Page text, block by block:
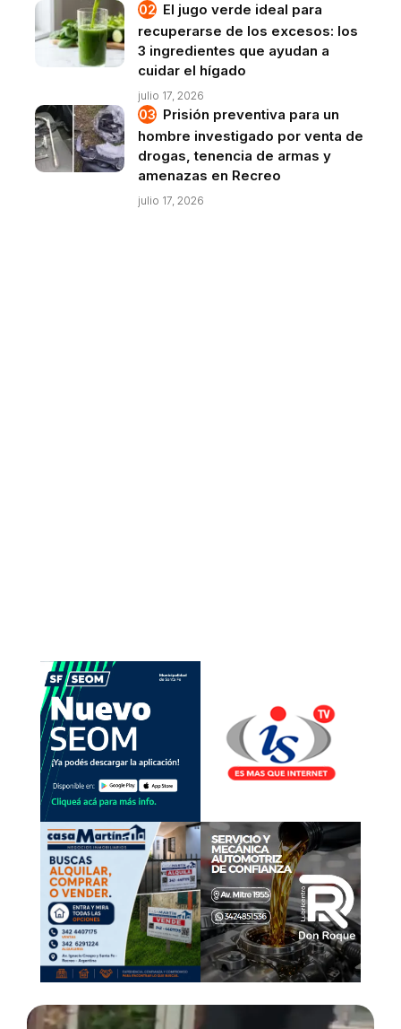
El jugo verde ideal para
recuperarse de los excesos: los
3 ingredientes que ayudan a
cuidar el hígado
julio 17, 2026
Prisión preventiva para un
hombre investigado por venta de
drogas, tenencia de armas y
amenazas en Recreo
julio 17, 2026